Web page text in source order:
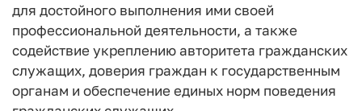
для достойного выполнения ими своей
профессиональной деятельности, а также
содействие укреплению авторитета гражданских
служащих, доверия граждан к государственным
органам и обеспечение единых норм поведения